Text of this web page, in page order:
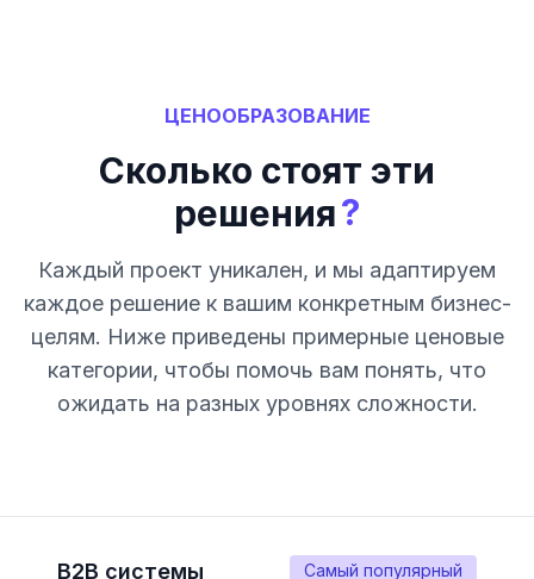
ЦЕНООБРАЗОВАНИЕ
Сколько стоят эти
решения?
Каждый проект уникален, и мы адаптируем
каждое решение к вашим конкретным бизнес-
целям. Ниже приведены примерные ценовые
категории, чтобы помочь вам понять, что
ожидать на разных уровнях сложности.
Самый популярный
B2B системы